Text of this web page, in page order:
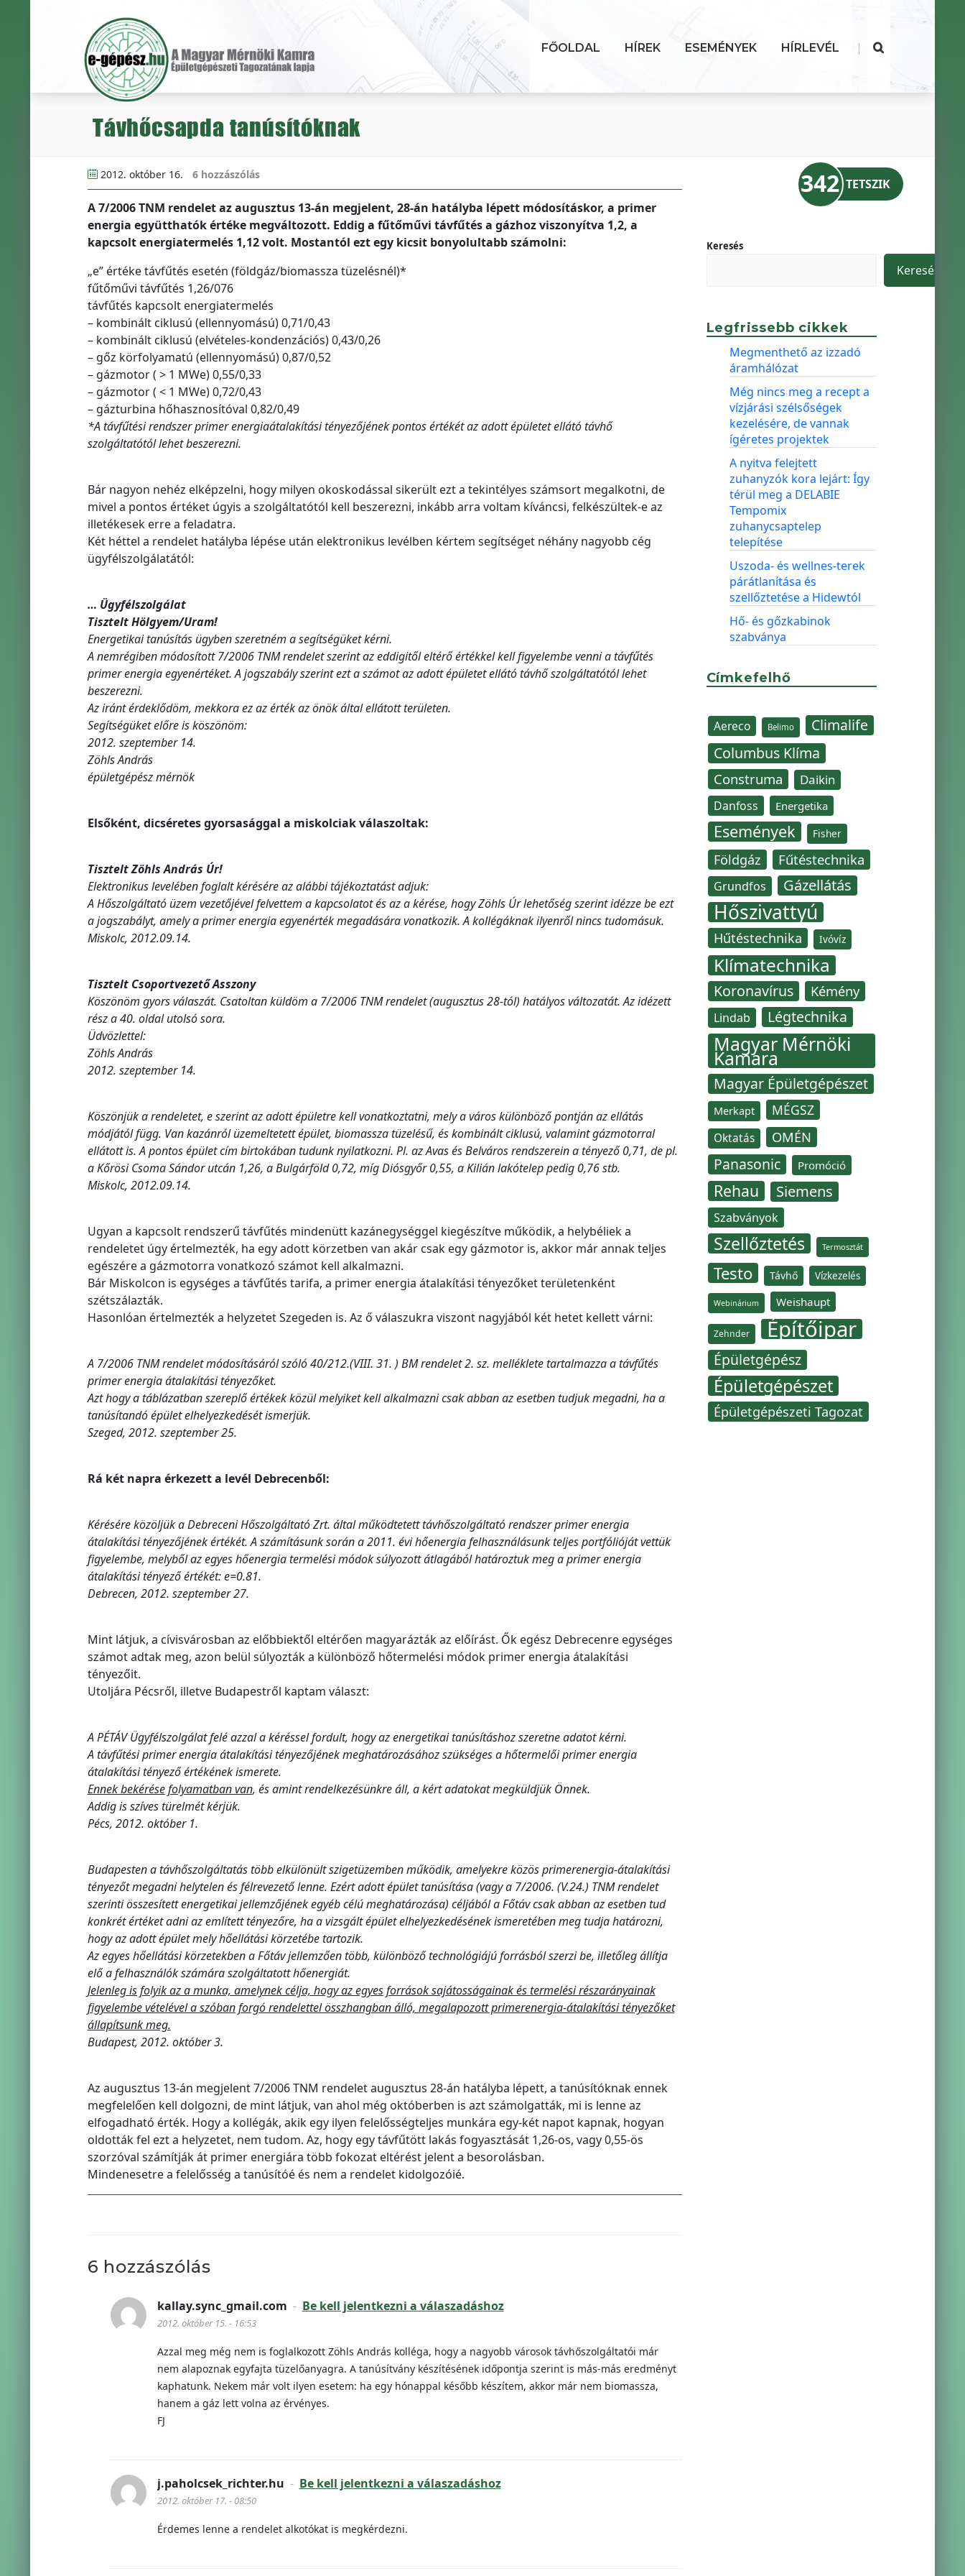
FŐOLDAL HÍREK ESEMÉNYEK HÍRLEVÉL |
Távhőcsapda tanúsítóknak
2012. október 16. 6 hozzászólás
A 7/2006 TNM rendelet az augusztus 13-án megjelent, 28-án hatályba lépett módosításkor, a primer
energia együtthatók értéke megváltozott. Eddig a fűtőművi távfűtés a gázhoz viszonyítva 1,2, a
kapcsolt energiatermelés 1,12 volt. Mostantól ezt egy kicsit bonyolultabb számolni:
„e” értéke távfűtés esetén (földgáz/biomassza tüzelésnél)*
fűtőművi távfűtés 1,26/076
távfűtés kapcsolt energiatermelés
– kombinált ciklusú (ellennyomású) 0,71/0,43
– kombinált ciklusú (elvételes-kondenzációs) 0,43/0,26
– gőz körfolyamatú (ellennyomású) 0,87/0,52
– gázmotor ( > 1 MWe) 0,55/0,33
– gázmotor ( < 1 MWe) 0,72/0,43
– gázturbina hőhasznosítóval 0,82/0,49
*A távfűtési rendszer primer energiaátalakítási tényezőjének pontos értékét az adott épületet ellátó távhő
szolgáltatótól lehet beszerezni.
Bár nagyon nehéz elképzelni, hogy milyen okoskodással sikerült ezt a tekintélyes számsort megalkotni, de
mivel a pontos értéket úgyis a szolgáltatótól kell beszerezni, inkább arra voltam kíváncsi, felkészültek-e az
illetékesek erre a feladatra.
Két héttel a rendelet hatályba lépése után elektronikus levélben kértem segítséget néhány nagyobb cég
ügyfélszolgálatától:
… Ügyfélszolgálat
Tisztelt Hölgyem/Uram!
Energetikai tanúsítás ügyben szeretném a segítségüket kérni.
A nemrégiben módosított 7/2006 TNM rendelet szerint az eddigitől eltérő értékkel kell figyelembe venni a távfűtés
primer energia egyenértéket. A jogszabály szerint ezt a számot az adott épületet ellátó távhő szolgáltatótól lehet
beszerezni.
Az iránt érdeklődöm, mekkora ez az érték az önök által ellátott területen.
Segítségüket előre is köszönöm:
2012. szeptember 14.
Zöhls András
épületgépész mérnök
Elsőként, dicséretes gyorsasággal a miskolciak válaszoltak:
Tisztelt Zöhls András Úr!
Elektronikus levelében foglalt kérésére az alábbi tájékoztatást adjuk:
A Hőszolgáltató üzem vezetőjével felvettem a kapcsolatot és az a kérése, hogy Zöhls Úr lehetőség szerint idézze be ezt
a jogszabályt, amely a primer energia egyenérték megadására vonatkozik. A kollégáknak ilyenről nincs tudomásuk.
Miskolc, 2012.09.14.
Tisztelt Csoportvezető Asszony
Köszönöm gyors válaszát. Csatoltan küldöm a 7/2006 TNM rendelet (augusztus 28-tól) hatályos változatát. Az idézett
rész a 40. oldal utolsó sora.
Üdvözlettel:
Zöhls András
2012. szeptember 14.
Köszönjük a rendeletet, e szerint az adott épületre kell vonatkoztatni, mely a város különböző pontján az ellátás
módjától függ. Van kazánról üzemeltetett épület, biomassza tüzelésű, és kombinált ciklusú, valamint gázmotorral
ellátott is. A pontos épület cím birtokában tudunk nyilatkozni. Pl. az Avas és Belváros rendszerein a tényező 0,71, de pl.
a Kőrösi Csoma Sándor utcán 1,26, a Bulgárföld 0,72, míg Diósgyőr 0,55, a Kilián lakótelep pedig 0,76 stb.
Miskolc, 2012.09.14.
Ugyan a kapcsolt rendszerű távfűtés mindenütt kazánegységgel kiegészítve működik, a helybéliek a
rendeletet úgy értelmezték, ha egy adott körzetben van akár csak egy gázmotor is, akkor már annak teljes
egészére a gázmotorra vonatkozó számot kell alkalmazni.
Bár Miskolcon is egységes a távfűtés tarifa, a primer energia átalakítási tényezőket területenként
szétszálazták.
Hasonlóan értelmezték a helyzetet Szegeden is. Az ő válaszukra viszont nagyjából két hetet kellett várni:
A 7/2006 TNM rendelet módosításáról szóló 40/212.(VIII. 31. ) BM rendelet 2. sz. melléklete tartalmazza a távfűtés
primer energia átalakítási tényezőket.
Azt hogy a táblázatban szereplő értékek közül melyiket kell alkalmazni csak abban az esetben tudjuk megadni, ha a
tanúsítandó épület elhelyezkedését ismerjük.
Szeged, 2012. szeptember 25.
Rá két napra érkezett a levél Debrecenből:
Kérésére közöljük a Debreceni Hőszolgáltató Zrt. által működtetett távhőszolgáltató rendszer primer energia
átalakítási tényezőjének értékét. A számításunk során a 2011. évi hőenergia felhasználásunk teljes portfólióját vettük
figyelembe, melyből az egyes hőenergia termelési módok súlyozott átlagából határoztuk meg a primer energia
átalakítási tényező értékét: e=0.81.
Debrecen, 2012. szeptember 27.
Mint látjuk, a cívisvárosban az előbbiektől eltérően magyarázták az előírást. Ők egész Debrecenre egységes
számot adtak meg, azon belül súlyozták a különböző hőtermelési módok primer energia átalakítási
tényezőit.
Utoljára Pécsről, illetve Budapestről kaptam választ:
A PÉTÁV Ügyfélszolgálat felé azzal a kéréssel fordult, hogy az energetikai tanúsításhoz szeretne adatot kérni.
A távfűtési primer energia átalakítási tényezőjének meghatározásához szükséges a hőtermelői primer energia
átalakítási tényező értékének ismerete.
Ennek bekérése folyamatban van, és amint rendelkezésünkre áll, a kért adatokat megküldjük Önnek.
Addig is szíves türelmét kérjük.
Pécs, 2012. október 1.
Budapesten a távhőszolgáltatás több elkülönült szigetüzemben működik, amelyekre közös primerenergia-átalakítási
tényezőt megadni helytelen és félrevezető lenne. Ezért adott épület tanúsítása (vagy a 7/2006. (V.24.) TNM rendelet
szerinti összesített energetikai jellemzőjének egyéb célú meghatározása) céljából a Főtáv csak abban az esetben tud
konkrét értéket adni az említett tényezőre, ha a vizsgált épület elhelyezkedésének ismeretében meg tudja határozni,
hogy az adott épület mely hőellátási körzetébe tartozik.
Az egyes hőellátási körzetekben a Főtáv jellemzően több, különböző technológiájú forrásból szerzi be, illetőleg állítja
elő a felhasználók számára szolgáltatott hőenergiát.
Jelenleg is folyik az a munka, amelynek célja, hogy az egyes források sajátosságainak és termelési részarányainak
figyelembe vételével a szóban forgó rendelettel összhangban álló, megalapozott primerenergia-átalakítási tényezőket
állapítsunk meg.
Budapest, 2012. október 3.
Az augusztus 13-án megjelent 7/2006 TNM rendelet augusztus 28-án hatályba lépett, a tanúsítóknak ennek
megfelelően kell dolgozni, de mint látjuk, van ahol még októberben is azt számolgatták, mi is lenne az
elfogadható érték. Hogy a kollégák, akik egy ilyen felelősségteljes munkára egy-két napot kapnak, hogyan
oldották fel ezt a helyzetet, nem tudom. Az, hogy egy távfűtött lakás fogyasztását 1,26-os, vagy 0,55-ös
szorzóval számítják át primer energiára több fokozat eltérést jelent a besorolásban.
Mindenesetre a felelősség a tanúsítóé és nem a rendelet kidolgozóié.
6 hozzászólás
kallay.sync_gmail.com - Be kell jelentkezni a válaszadáshoz
2012. október 15. - 16:53
Azzal meg még nem is foglalkozott Zöhls András kolléga, hogy a nagyobb városok távhőszolgáltatói már
nem alapoznak egyfajta tüzelőanyagra. A tanúsítvány készítésének időpontja szerint is más-más eredményt
kaphatunk. Nekem már volt ilyen esetem: ha egy hónappal később készítem, akkor már nem biomassza,
hanem a gáz lett volna az érvényes.
FJ
j.paholcsek_richter.hu - Be kell jelentkezni a válaszadáshoz
2012. október 17. - 08:50
Érdemes lenne a rendelet alkotókat is megkérdezni.
342 TETSZIK
Keresés
Keresés
Legfrissebb cikkek
Megmenthető az izzadó
áramhálózat
Még nincs meg a recept a
vízjárási szélsőségek
kezelésére, de vannak
ígéretes projektek
A nyitva felejtett
zuhanyzók kora lejárt: Így
térül meg a DELABIE
Tempomix
zuhanycsaptelep
telepítése
Uszoda- és wellnes-terek
párátlanítása és
szellőztetése a Hidewtól
Hő- és gőzkabinok
szabványa
Címkefelhő
Aereco Belimo
Climalife
Columbus Klíma
Construma Daikin
Danfoss Energetika
Események Fisher
Földgáz Fűtéstechnika
Grundfos Gázellátás
Hőszivattyú
Hűtéstechnika Ivóvíz
Klímatechnika
Koronavírus Kémény
Lindab Légtechnika
Magyar Mérnöki
Kamara
Magyar Épületgépészet
Merkapt MÉGSZ
Oktatás OMÉN
Panasonic Promóció
Rehau Siemens
Szabványok
Szellőztetés Termosztát
Testo Távhő Vízkezelés
Webinárium Weishaupt
Zehnder Építőipar
Épületgépész
Épületgépészet
Épületgépészeti Tagozat